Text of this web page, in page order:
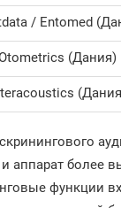
/ Entomed
(Дания)
аппарат более
функции